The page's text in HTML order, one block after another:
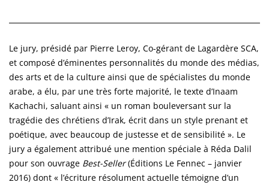
Le jury, présidé par Pierre Leroy, Co-gérant de Lagardère SCA,
et composé d’éminentes personnalités du monde des médias,
des arts et de la culture ainsi que de spécialistes du monde
arabe, a élu, par une très forte majorité, le texte d’Inaam
Kachachi, saluant ainsi « un roman bouleversant sur la
tragédie des chrétiens d’Irak, écrit dans un style prenant et
poétique, avec beaucoup de justesse et de sensibilité ». Le
jury a également attribué une mention spéciale à Réda Dalil
pour son ouvrage Best-Seller(Éditions Le Fennec – janvier
2016) dont « l’écriture résolument actuelle témoigne d’un